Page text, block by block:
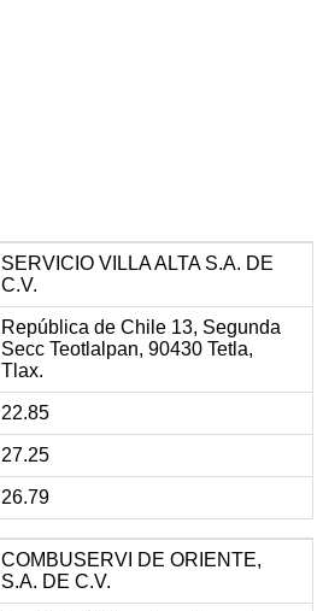
SERVICIO VILLA ALTA S.A. DE
C.V.
República de Chile 13, Segunda
Secc Teotlalpan, 90430 Tetla,
Tlax.
22.85
27.25
26.79
COMBUSERVI DE ORIENTE,
S.A. DE C.V.